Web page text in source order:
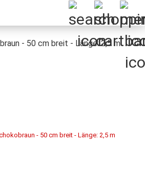
- 50 cm breit - Länge: 2,5 m